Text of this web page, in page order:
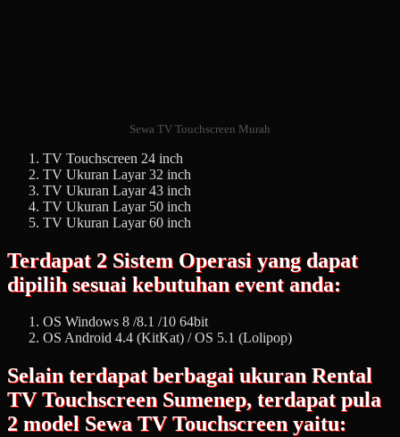
Sewa TV Touchscreen Murah
TV Touchscreen 24 inch
TV Ukuran Layar 32 inch
TV Ukuran Layar 43 inch
TV Ukuran Layar 50 inch
TV Ukuran Layar 60 inch
Terdapat 2 Sistem Operasi yang dapat
dipilih sesuai kebutuhan event anda:
OS Windows 8 /8.1 /10 64bit
OS Android 4.4 (KitKat) / OS 5.1 (Lolipop)
Selain terdapat berbagai ukuran Rental
TV Touchscreen Sumenep, terdapat pula
2 model Sewa TV Touchscreen yaitu: